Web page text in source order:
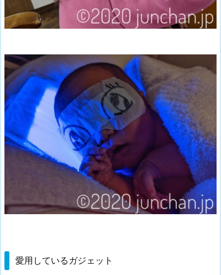
愛用しているガジェット